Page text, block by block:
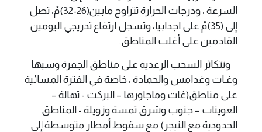
السرعة ، ودرجات الحرارة تتراوح مابين(26-32)مْ، تصل
إلى (35)مْ على اجدابيا، وتسجل ارتفاع تدريجي اليومين
القادمين على أغلب المناطق.
وتتكاثر السحب الرعدية على مناطق الجفرة وسبها
وغـات وغدامس والحمادة ، خاصة في الفترة المسائية
على مناطق(غات وماجاورها – البركت - تهالة –
العوينات – جنوب وشرق تمسة وزويلة - المناطق
الحدودية مع النيجر) مع سقوط أمطار متوسطة إلى